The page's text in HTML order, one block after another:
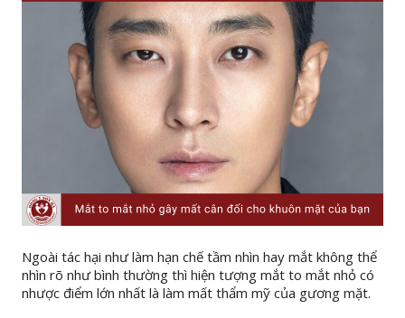
Ngoài tác hại như làm hạn chế tầm nhìn hay mắt không thể
nhìn rõ như bình thường thì hiện tượng mắt to mắt nhỏ có
nhược điểm lớn nhất là làm mất thẩm mỹ của gương mặt.